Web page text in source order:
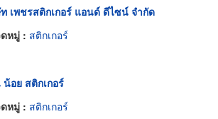
เพชรสติกเกอร์ แอนด์ ดีไซน์ จำกัด
หมู่ : สติกเกอร์
น้อย สติกเกอร์
หมู่ : สติกเกอร์